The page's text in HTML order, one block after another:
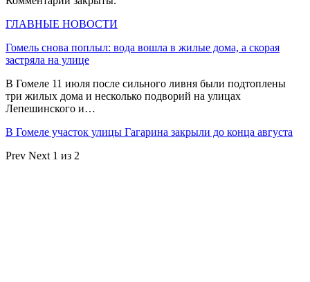
ГЛАВНЫЕ НОВОСТИ
Гомель снова поплыл: вода вошла в жилые дома, а скорая
застряла на улице
В Гомеле 11 июля после сильного ливня были подтоплены
три жилых дома и несколько подворий на улицах
Лепешинского и…
В Гомеле участок улицы Гагарина закрыли до конца августа
Prev Next 1 из 2